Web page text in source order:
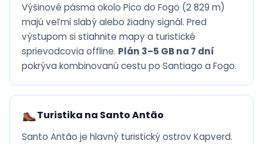
Výšinové pásma okolo Pico do Fogo (2 829 m)
majú veľmi slabý alebo žiadny signál. Pred
výstupom si stiahnite mapy a turistické
sprievodcovia offline. Plán 3–5 GB na 7 dní
pokrýva kombinovanú cestu po Santiago a Fogo.
Turistika na Santo Antão
Santo Antão je hlavný turistický ostrov Kapverd.